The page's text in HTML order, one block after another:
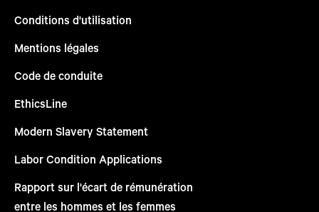
Conditions d'utilisation
Mentions légales
Code de conduite
EthicsLine
Modern Slavery Statement
Labor Condition Applications
Rapport sur l'écart de rémunération
entre les hommes et les femmes